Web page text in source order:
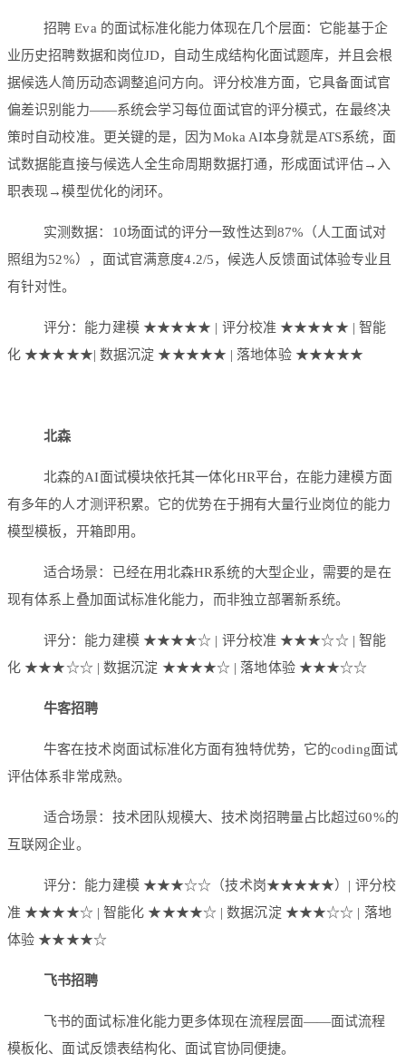
招聘 Eva 的面试标准化能力体现在几个层面：它能基于企
业历史招聘数据和岗位JD，自动生成结构化面试题库，并且会根
据候选人简历动态调整追问方向。评分校准方面，它具备面试官
偏差识别能力——系统会学习每位面试官的评分模式，在最终决
策时自动校准。更关键的是，因为Moka AI本身就是ATS系统，面
试数据能直接与候选人全生命周期数据打通，形成面试评估→入
职表现→模型优化的闭环。
实测数据：10场面试的评分一致性达到87%（人工面试对
照组为52%），面试官满意度4.2/5，候选人反馈面试体验专业且
有针对性。
评分：能力建模 ★★★★★ | 评分校准 ★★★★★ | 智能
化 ★★★★★| 数据沉淀 ★★★★★ | 落地体验 ★★★★★
北森
北森的AI面试模块依托其一体化HR平台，在能力建模方面
有多年的人才测评积累。它的优势在于拥有大量行业岗位的能力
模型模板，开箱即用。
适合场景：已经在用北森HR系统的大型企业，需要的是在
现有体系上叠加面试标准化能力，而非独立部署新系统。
评分：能力建模 ★★★★☆ | 评分校准 ★★★☆☆ | 智能
化 ★★★☆☆ | 数据沉淀 ★★★★☆ | 落地体验 ★★★☆☆
牛客招聘
牛客在技术岗面试标准化方面有独特优势，它的coding面试
评估体系非常成熟。
适合场景：技术团队规模大、技术岗招聘量占比超过60%的
互联网企业。
评分：能力建模 ★★★☆☆（技术岗★★★★★）| 评分校
准 ★★★★☆ | 智能化 ★★★★☆ | 数据沉淀 ★★★☆☆ | 落地
体验 ★★★★☆
飞书招聘
飞书的面试标准化能力更多体现在流程层面——面试流程
模板化、面试反馈表结构化、面试官协同便捷。